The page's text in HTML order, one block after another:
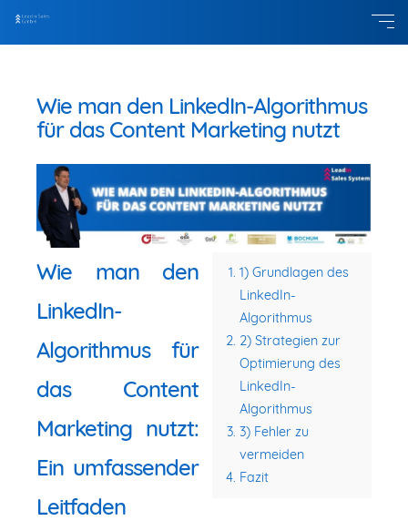
Wie man den LinkedIn-Algorithmus
für das Content Marketing nutzt
1) Grundlagen des
LinkedIn-
Algorithmus
2) Strategien zur
Optimierung des
LinkedIn-
Algorithmus
3) Fehler zu
vermeiden
Fazit
Wie man den
LinkedIn-
Algorithmus für
das Content
Marketing nutzt:
Ein umfassender
Leitfaden